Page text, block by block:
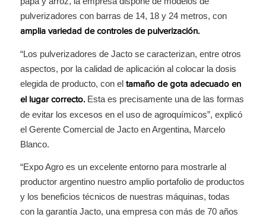
pulverizadores con barras de 14, 18 y 24 metros, con
amplia variedad de controles de pulverización.
“Los pulverizadores de Jacto se caracterizan, entre otros
aspectos, por la calidad de aplicación al colocar la dosis
elegida de producto, con el tamaño de gota adecuado en
el lugar correcto.Esta es precisamente una de las formas
de evitar los excesos en el uso de agroquímicos”, explicó
el Gerente Comercial de Jacto en Argentina, Marcelo
Blanco.
“Expo Agro es un excelente entorno para mostrarle al
productor argentino nuestro amplio portafolio de productos
y los beneficios técnicos de nuestras máquinas, todas
con la garantía Jacto, una empresa con más de 70 años